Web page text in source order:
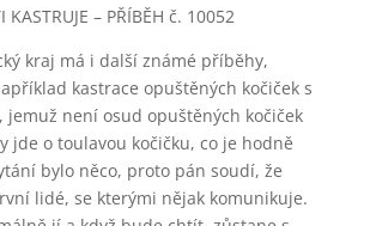
KASTRUJE – PŘÍBĚH č. 10052
kraj má i další známé příběhy,
kastrace opuštěných kočiček s
jemuž není osud opuštěných kočiček
jde o toulavou kočičku, co je hodně
bylo něco, proto pán soudí, že
lidé, se kterými nějak komunikuje.